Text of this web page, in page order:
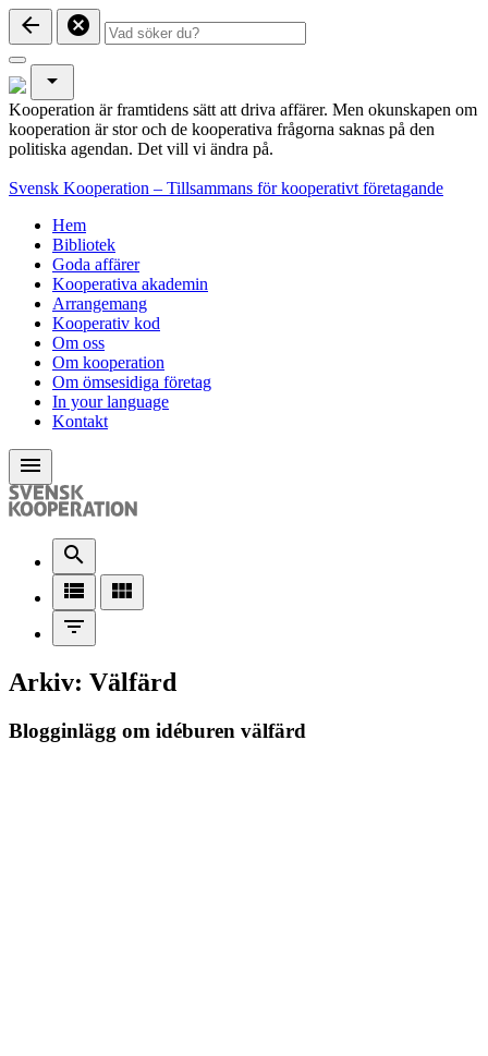
arrow_back cancel
arrow_drop_down
Kooperation är framtidens sätt att driva affärer. Men okunskapen om
kooperation är stor och de kooperativa frågorna saknas på den
politiska agendan. Det vill vi ändra på.
Svensk Kooperation – Tillsammans för kooperativt företagande
Hem
Bibliotek
Goda affärer
Kooperativa akademin
Arrangemang
Kooperativ kod
Om oss
Om kooperation
Om ömsesidiga företag
In your language
Kontakt
menu
search
view_list
view_module
filter_list
Arkiv: Välfärd
Blogginlägg om idéburen välfärd